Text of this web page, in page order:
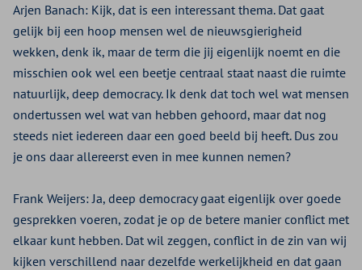
Arjen Banach: Kijk, dat is een interessant thema. Dat gaat
gelijk bij een hoop mensen wel de nieuwsgierigheid
wekken, denk ik, maar de term die jij eigenlijk noemt en die
misschien ook wel een beetje centraal staat naast die ruimte
natuurlijk, deep democracy. Ik denk dat toch wel wat mensen
ondertussen wel wat van hebben gehoord, maar dat nog
steeds niet iedereen daar een goed beeld bij heeft. Dus zou
je ons daar allereerst even in mee kunnen nemen?
Frank Weijers: Ja, deep democracy gaat eigenlijk over goede
gesprekken voeren, zodat je op de betere manier conflict met
elkaar kunt hebben. Dat wil zeggen, conflict in de zin van wij
kijken verschillend naar dezelfde werkelijkheid en dat gaan